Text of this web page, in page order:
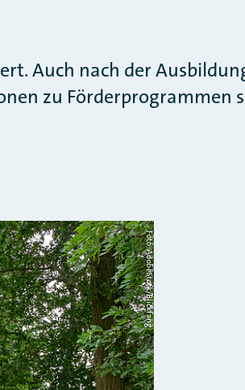
Auch nach der
zu Förderprogrammen
Foto: AdobeStock/Blickfang